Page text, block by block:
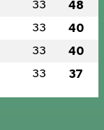
33 48
33 40
33 40
33 37